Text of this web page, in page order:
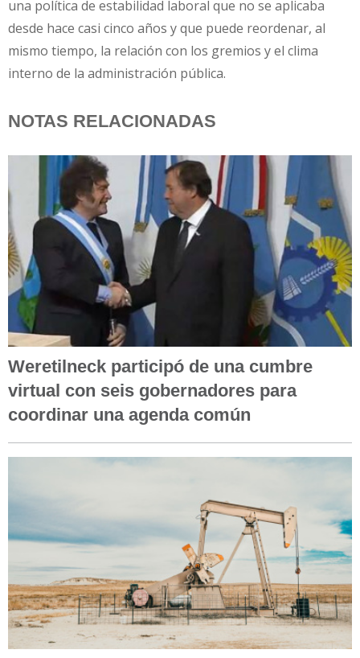
una política de estabilidad laboral que no se aplicaba
desde hace casi cinco años y que puede reordenar, al
mismo tiempo, la relación con los gremios y el clima
interno de la administración pública.
NOTAS RELACIONADAS
Weretilneck participó de una cumbre
virtual con seis gobernadores para
coordinar una agenda común